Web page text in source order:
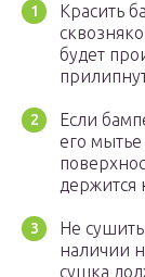
Красить
будет
Если
его
держится
Не
наличии
сушка